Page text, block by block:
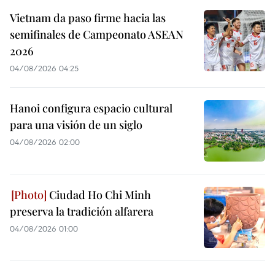
Vietnam da paso firme hacia las
semifinales de Campeonato ASEAN
2026
04/08/2026 04:25
Hanoi configura espacio cultural
para una visión de un siglo
04/08/2026 02:00
Ciudad Ho Chi Minh
preserva la tradición alfarera
04/08/2026 01:00